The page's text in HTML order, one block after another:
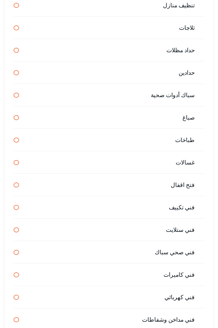
تنظيف منازل
ثلاجات
حداد مظلات
حدادين
سباك أدوات صحية
صباغ
طباخات
غسالات
فتح اقفال
فني تكييف
فني ستلايت
فني صحي سباك
فني كاميرات
فني كهربائي
فني مداخن وشفاطات